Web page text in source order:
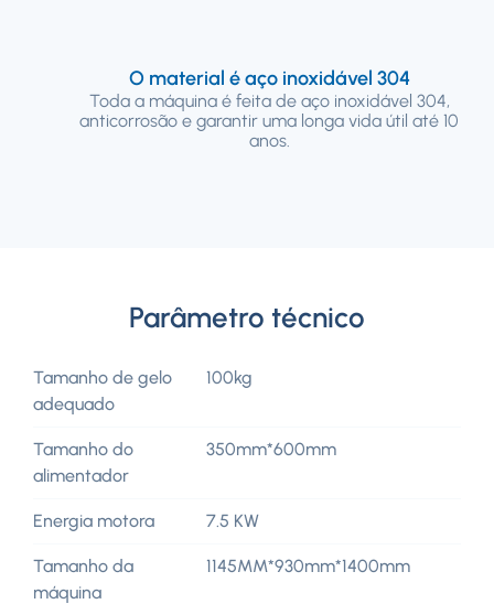
O material é aço inoxidável 304
Toda a máquina é feita de aço inoxidável 304,
anticorrosão e garantir uma longa vida útil até 10
anos.
Parâmetro técnico
Tamanho de gelo
adequado
100kg
Tamanho do
alimentador
350mm*600mm
Energia motora 7.5 KW
Tamanho da
máquina
1145MM*930mm*1400mm